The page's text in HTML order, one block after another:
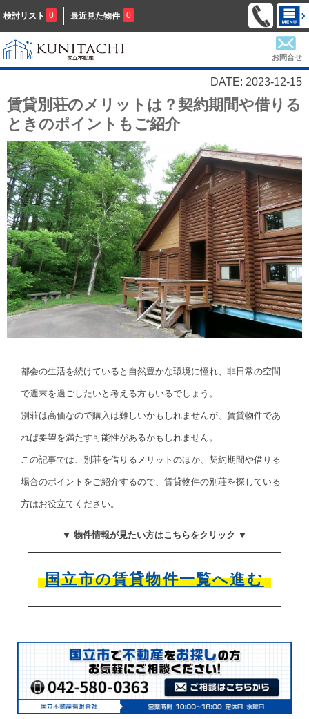
検討リスト 0 最近見た物件 0
お問合せ
DATE: 2023-12-15
賃貸別荘のメリットは？契約期間や借りる
ときのポイントもご紹介
都会の生活を続けていると自然豊かな環境に憧れ、非日常の空間
で週末を過ごしたいと考える方もいるでしょう。
別荘は高価なので購入は難しいかもしれませんが、賃貸物件であ
れば要望を満たす可能性があるかもしれません。
この記事では、別荘を借りるメリットのほか、契約期間や借りる
場合のポイントをご紹介するので、賃貸物件の別荘を探している
方はお役立てください。
▼ 物件情報が見たい方はこちらをクリック ▼
国立市の賃貸物件一覧へ進む